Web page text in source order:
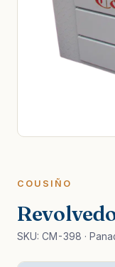
COUSIÑO
SKU: CM-398 ·